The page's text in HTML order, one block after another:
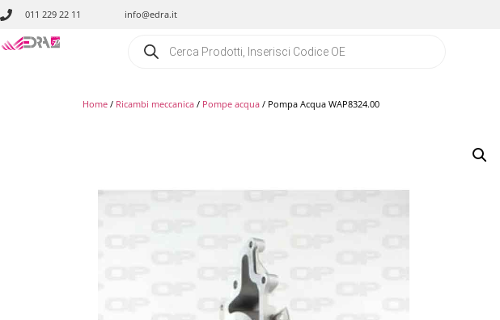
011 229 22 11 info@edra.it
Home / Ricambi meccanica / Pompe acqua / Pompa Acqua WAP8324.00